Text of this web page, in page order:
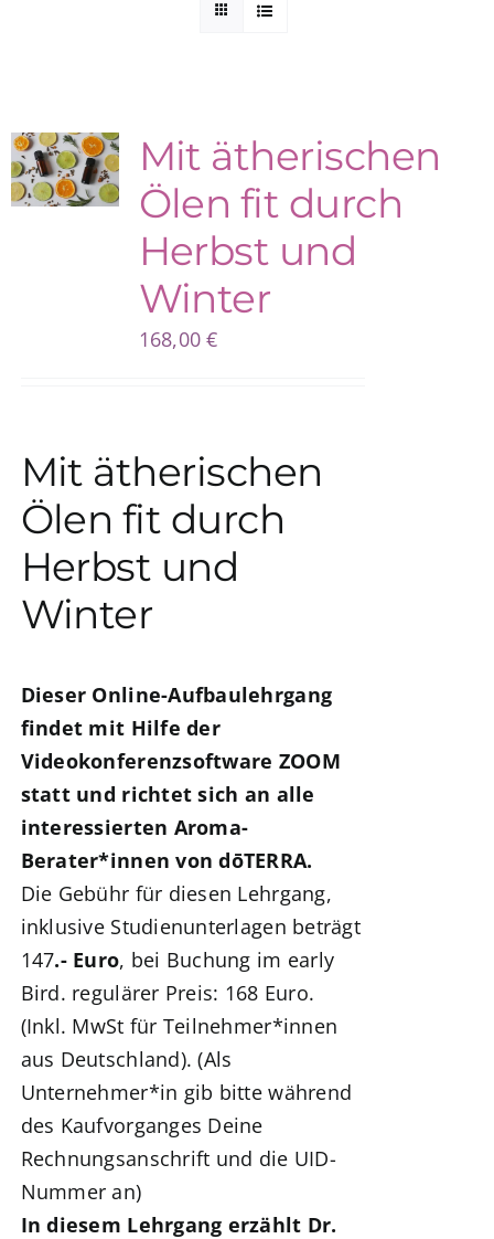
Mit ätherischen
Ölen fit durch
Herbst und
Winter
168,00€
Mit ätherischen
Ölen fit durch
Herbst und
Winter
Dieser Online-Aufbaulehrgang
findet mit Hilfe der
Videokonferenzsoftware ZOOM
statt und richtet sich an alle
interessierten Aroma-
Berater*innen von dōTERRA.
Die Gebühr für diesen Lehrgang,
inklusive Studienunterlagen beträgt
147.- Euro, bei Buchung im early
Bird. regulärer Preis: 168 Euro.
(Inkl. MwSt für Teilnehmer*innen
aus Deutschland). (Als
Unternehmer*in gib bitte während
des Kaufvorganges Deine
Rechnungsanschrift und die UID-
Nummer an)
In diesem Lehrgang erzählt Dr.